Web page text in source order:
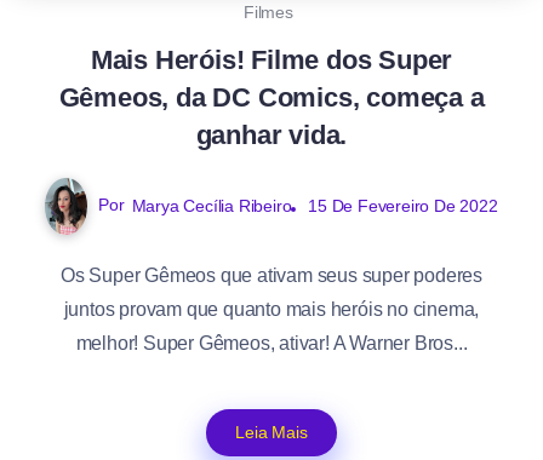
Filmes
Mais Heróis! Filme dos Super
Gêmeos, da DC Comics, começa a
ganhar vida.
Por Marya Cecília Ribeiro 15 De Fevereiro De 2022
Os Super Gêmeos que ativam seus super poderes
juntos provam que quanto mais heróis no cinema,
melhor! Super Gêmeos, ativar! A Warner Bros...
Leia Mais